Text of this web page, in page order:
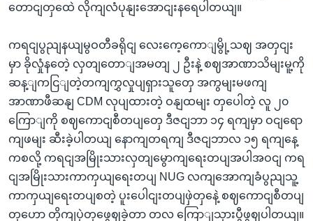
တောငျတှထေဲ လိုကျလံပုနျးအောငျးနရေပါတယျ။
ကရငျပွညျနယျမွဝတီခရိုငျ လေးကေ့ကောျမွို့သဈ အတှငျး
မှာ ခိုလှုံနတေဲ့ လှတျတောျအမတျ ၂ ဦးနဲ့ စဈအာဏာသိမျးမူ့ကို
ဆန့ျကငြျတဲ့တကျကွှလှုပျရှားသူတှေ အကွမျးမဖကျ
အာဏာဖီဆနျ CDM လုပျထားတဲ့ ဝနျထမျး တှပေါတဲ့ လူ ၂၀
ကြောျကို စဈကောငျစီတပျတှေ ဒီဇငျဘာ ၁၄ ရကျမှာ ဝငျရော
ကျဖမျး ဆီးခဲ့ပါတယျ နောကျတရကျ ဒီဇငျဘာလ ၁၅ ရကျနေ့
ကစလို့ ကရငျအမြိုးသားလှတျမွောကျရေးတပျအပါအဝငျ ကရ
ငျအမြိုးသားကာကှယျရေးတပျ NUG လကျအောကျခံပွညျသူ့
ကာကှယျရေးတပျစတဲ့ ပူးပေါငျးတပျဖှဲတှနေဲ့ စဈကောငျစီတပျ
တှဟော တိုကျပှဲတှဖွေဈခဲ့တာ တလ ကြောျသှားပွီဖွဈပါတယျ။